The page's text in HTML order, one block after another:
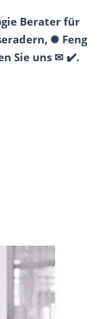
Berater für
✺ Feng
Sie uns ✉ ✔️.